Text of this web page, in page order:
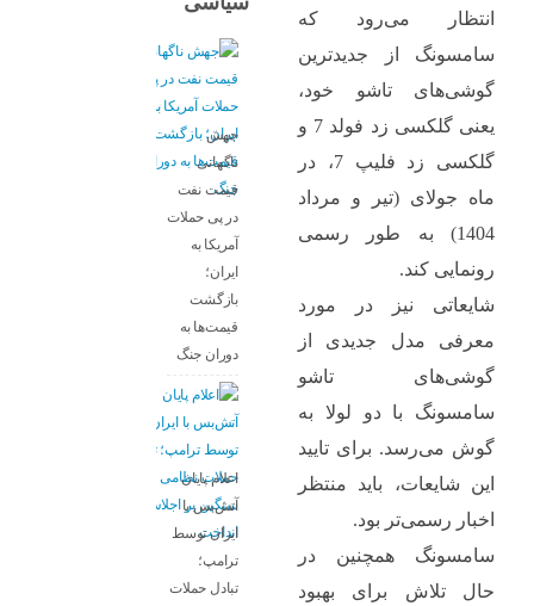
انتظار می‌رود که
سامسونگ از جدیدترین
گوشی‌های تاشو خود،
یعنی گلکسی زد فولد 7 و
گلکسی زد فلیپ 7، در
ماه جولای (تیر و مرداد
1404) به طور رسمی
رونمایی کند.
شایعاتی نیز در مورد
معرفی مدل جدیدی از
گوشی‌های تاشو
سامسونگ با دو لولا به
گوش می‌رسد. برای تایید
این شایعات، باید منتظر
اخبار رسمی‌تر بود.
سامسونگ همچنین در
حال تلاش برای بهبود
جهش
ناگهانی
قیمت نفت
در پی حملات
آمریکا به
ایران؛
بازگشت
قیمت‌ها به
دوران جنگ
اعلام پایان
آتش‌بس با
ایران توسط
ترامپ؛
تبادل حملات